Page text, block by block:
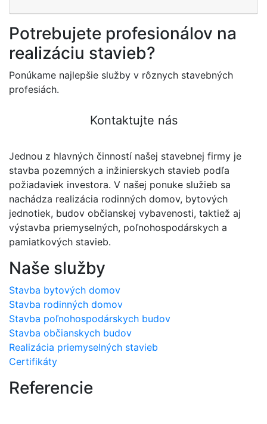
Potrebujete profesionálov na
realizáciu stavieb?
Ponúkame najlepšie služby v rôznych stavebných
profesiách.
Kontaktujte nás
Jednou z hlavných činností našej stavebnej firmy je
stavba pozemných a inžinierskych stavieb podľa
požiadaviek investora. V našej ponuke služieb sa
nachádza realizácia rodinných domov, bytových
jednotiek, budov občianskej vybavenosti, taktiež aj
výstavba priemyselných, poľnohospodárskych a
pamiatkových stavieb.
Naše služby
Stavba bytových domov
Stavba rodinných domov
Stavba poľnohospodárskych budov
Stavba občianskych budov
Realizácia priemyselných stavieb
Certifikáty
Referencie